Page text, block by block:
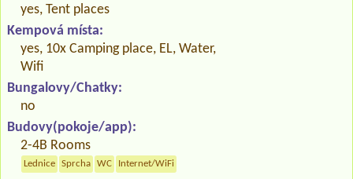
yes, Tent places
Kempová místa:
yes, 10x Camping place, EL, Water,
Wifi
Bungalovy/Chatky:
no
Budovy(pokoje/app):
2-4B Rooms
Lednice Sprcha WC Internet/WiFi